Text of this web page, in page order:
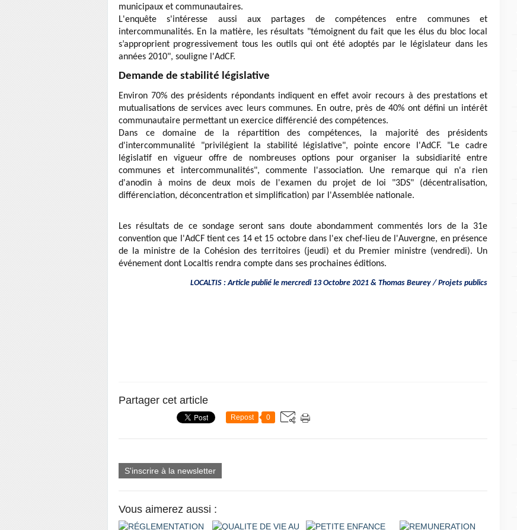
municipaux et communautaires.
L'enquête s'intéresse aussi aux partages de compétences entre communes et
intercommunalités. En la matière, les résultats "témoignent du fait que les élus du bloc local
s’approprient progressivement tous les outils qui ont été adoptés par le législateur dans les
années 2010", souligne l'AdCF.
Demande de stabilité législative
Environ 70% des présidents répondants indiquent en effet avoir recours à des prestations et
mutualisations de services avec leurs communes. En outre, près de 40% ont défini un intérêt
communautaire permettant un exercice différencié des compétences.
Dans ce domaine de la répartition des compétences, la majorité des présidents
d'intercommunalité "privilégient la stabilité législative", pointe encore l'AdCF. "Le cadre
législatif en vigueur offre de nombreuses options pour organiser la subsidiarité entre
communes et intercommunalités", commente l'association. Une remarque qui n'a rien
d'anodin à moins de deux mois de l'examen du projet de loi "3DS" (décentralisation,
différenciation, déconcentration et simplification) par l'Assemblée nationale.
Les résultats de ce sondage seront sans doute abondamment commentés lors de la 31e
convention que l'AdCF tient ces 14 et 15 octobre dans l'ex chef-lieu de l'Auvergne, en présence
de la ministre de la Cohésion des territoires (jeudi) et du Premier ministre (vendredi). Un
événement dont Localtis rendra compte dans ses prochaines éditions.
LOCALTIS : Article publié le mercredi 13 Octobre 2021 & Thomas Beurey / Projets publics
Partager cet article
Repost 0
S'inscrire à la newsletter
Vous aimerez aussi :